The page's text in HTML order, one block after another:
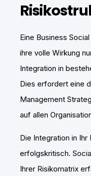
Eine Business
ihre volle Wirkung
Integration in
Dies erfordert eine
Management
auf allen
Die Integration in
erfolgskritisch.
Ihrer Risikomatrix